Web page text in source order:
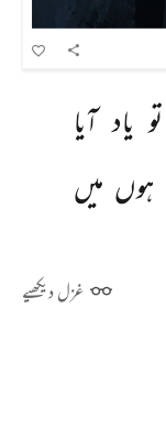
تو یاد آیا
ہوں میں
غزل دیکھیے